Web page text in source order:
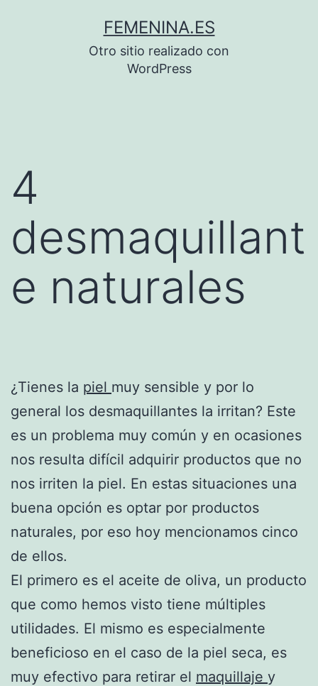
FEMENINA.ES
Otro sitio realizado con
WordPress
4
desmaquillant
e naturales
¿Tienes la piel muy sensible y por lo
general los desmaquillantes la irritan? Este
es un problema muy común y en ocasiones
nos resulta difícil adquirir productos que no
nos irriten la piel. En estas situaciones una
buena opción es optar por productos
naturales, por eso hoy mencionamos cinco
de ellos.
El primero es el aceite de oliva, un producto
que como hemos visto tiene múltiples
utilidades. El mismo es especialmente
beneficioso en el caso de la piel seca, es
muy efectivo para retirar el maquillaje y